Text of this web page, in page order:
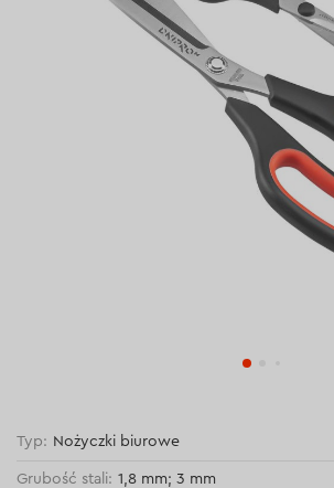
Typ: Nożyczki biurowe
Grubość stali: 1,8 mm; 3 mm